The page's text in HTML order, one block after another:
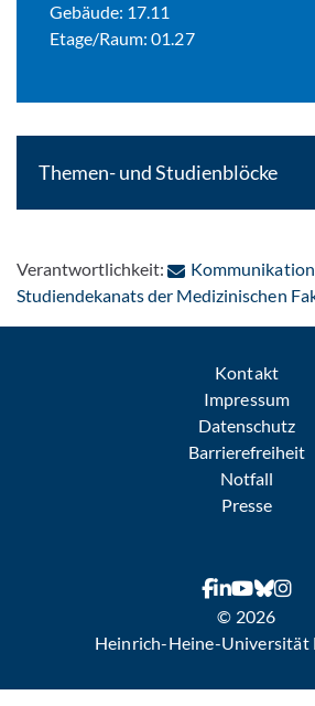
Gebäude: 17.11
Etage/Raum: 01.27
Themen- und Studienblöcke
Verantwortlichkeit:
Studiendekanats der Medizinischen
Kontakt
Impressum
Datenschutz
Barrierefreiheit
Notfall
Presse
© 2026
Heinrich-Heine-Universität